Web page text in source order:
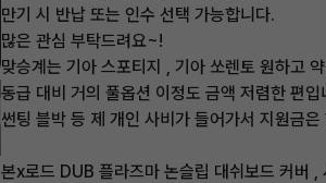
만기 시 반납 또는 인수 선택 가능합니다.
많은 관심 부탁드려요~!
맞승계는 기아 스포티지 , 기아 쏘렌토 원하고
동급 대비 거의 풀옵션 이정도 금액 저렴한 편입
썬팅 블박 등 제 개인 사비가 들어가서 지원금
본x로드 DUB 플라즈마 논슬립 대쉬보드 커버